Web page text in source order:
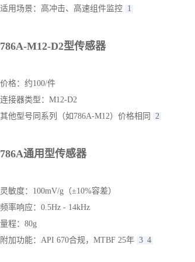
Wilcoxon 786A系列振动传感器是美国